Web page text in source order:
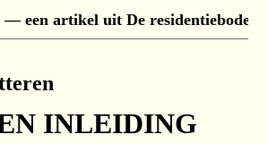
een artikel uit De residentiebode
INLEIDING